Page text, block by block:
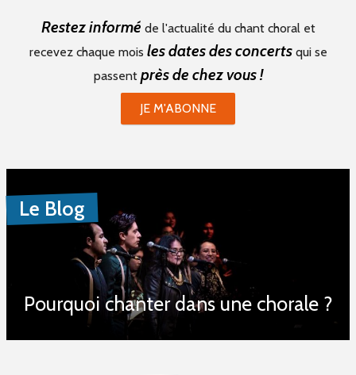
Restez informé de l'actualité du chant choral et
recevez chaque mois les dates des concertsqui se
passent près de chez vous !
JE M'ABONNE
Le Blog
Pourquoi chanter dans une chorale ?